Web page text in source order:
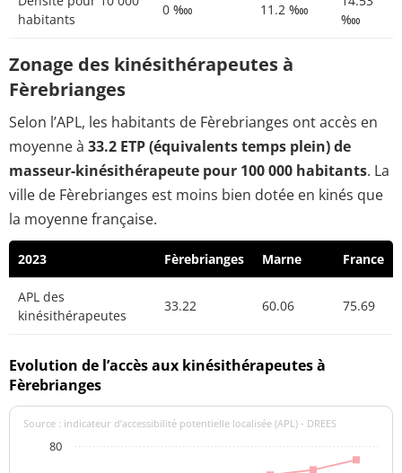
habitants
0 ‱ 11.2 ‱
‱
Zonage des kinésithérapeutes à
Fèrebrianges
Selon l’APL, les habitants de Fèrebrianges ont accès en
moyenne à 33.2 ETP (équivalents temps plein) de
masseur-kinésithérapeute pour 100 000 habitants. La
ville de Fèrebrianges est moins bien dotée en kinés que
la moyenne française.
2023 Fèrebrianges Marne France
APL des
kinésithérapeutes
33.22 60.06 75.69
Evolution de l’accès aux kinésithérapeutes à
Fèrebrianges
Source : indicateur d’accessibilité potentielle localisée (APL) - DREES
80